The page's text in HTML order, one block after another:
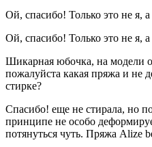
Ой, спасибо! Только это не я,
Ой, спасибо! Только это не я,
Шикарная юбочка, на модели
пожалуйста какая пряжа и не
стирке?
Спасибо! еще не стирала, но
принципе не особо
потянуться чуть. Пряжа Alize